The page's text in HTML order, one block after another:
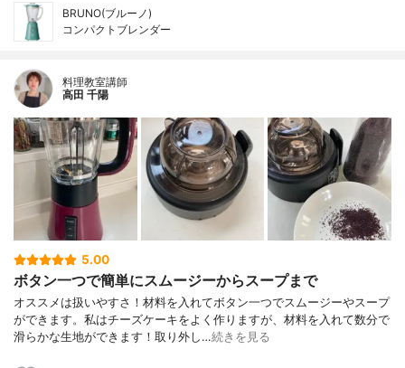
BRUNO(ブルーノ)
コンパクトブレンダー
料理教室講師
高田 千陽
5.00
ボタン一つで簡単にスムージーからスープまで
オススメは扱いやすさ！材料を入れてボタン一つでスムージーやスープ
ができます。私はチーズケーキをよく作りますが、材料を入れて数分で
滑らかな生地ができます！取り外し…続きを見る